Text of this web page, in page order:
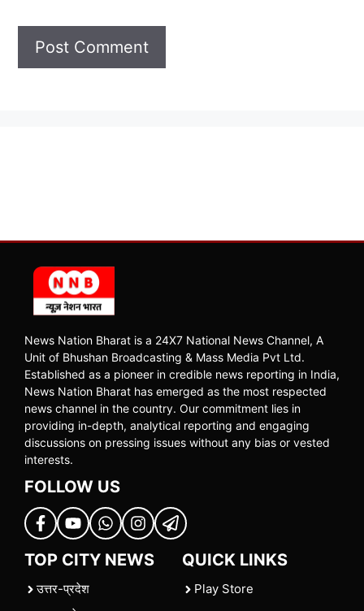
News Nation Bharat is a 24X7 National News Channel, A
Unit of Bhushan Broadcasting & Mass Media Pvt Ltd.
Established as a pioneer in credible news reporting in India,
News Nation Bharat has emerged as the most respected
news channel in the country. Our commitment lies in
providing in-depth, analytical reporting and engaging
discussions on pressing issues without any bias or vested
interests.
FOLLOW US
TOP CITY NEWS
उत्तर-प्रदेश
QUICK LINKS
Play Store